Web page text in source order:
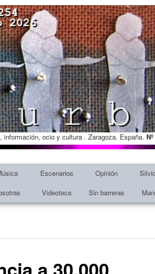
ocio y cultura . Zaragoza. España.
Escenarios Opinión
Videoteca Sin barreras